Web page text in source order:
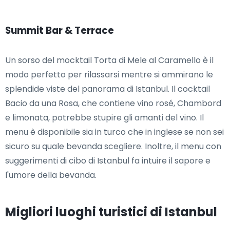
Summit Bar & Terrace
Un sorso del mocktail Torta di Mele al Caramello è il
modo perfetto per rilassarsi mentre si ammirano le
splendide viste del panorama di Istanbul. Il cocktail
Bacio da una Rosa, che contiene vino rosé, Chambord
e limonata, potrebbe stupire gli amanti del vino. Il
menu è disponibile sia in turco che in inglese se non sei
sicuro su quale bevanda scegliere. Inoltre, il menu con
suggerimenti di cibo di Istanbul fa intuire il sapore e
l'umore della bevanda.
Migliori luoghi turistici di Istanbul